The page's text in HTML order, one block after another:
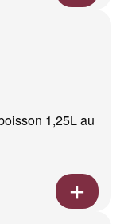
1,25L au